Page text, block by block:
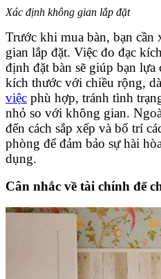
Xác định không gian lắp đặt
Trước khi mua bàn, bạn cần
gian lắp đặt. Việc đo đạc
định đặt bàn sẽ giúp bạn lựa
kích thước với chiều rộng,
việc phù hợp, tránh tình
nhỏ so với không gian.
đến cách sắp xếp và bố trí
phòng để đảm bảo sự hài
dụng.
Cân nhắc về tài chính để